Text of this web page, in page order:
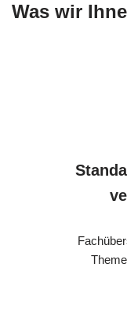
Was wir